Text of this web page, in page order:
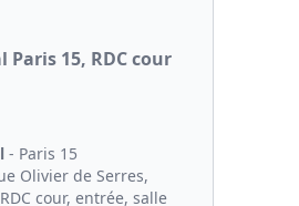
15, RDC cour
- Paris 15
Olivier de Serres,
cour, entrée, salle